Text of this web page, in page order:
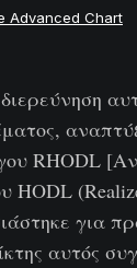
Advanced Chart
RHODL
HODL
για
αυτός